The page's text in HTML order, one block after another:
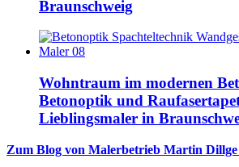
Braunschweig
Wohntraum im modernen
Betonoptik und
Lieblingsmaler in
Zum Blog von Malerbetrieb Martin Dillge